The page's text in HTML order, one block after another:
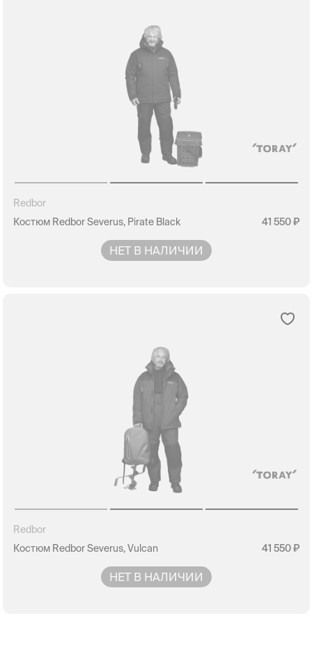
Redbor
Костюм Redbor Severus, Pirate Black
41 550
НЕТ В НАЛИЧИИ
Redbor
Костюм Redbor Severus, Vulcan
41 550
НЕТ В НАЛИЧИИ